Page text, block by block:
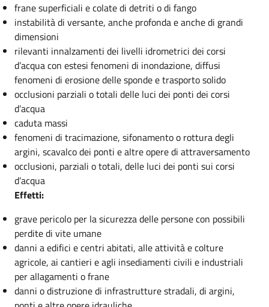
frane superficiali e colate di detriti o di fango
instabilità di versante, anche profonda e anche di grandi
dimensioni
rilevanti innalzamenti dei livelli idrometrici dei corsi
d’acqua con estesi fenomeni di inondazione, diffusi
fenomeni di erosione delle sponde e trasporto solido
occlusioni parziali o totali delle luci dei ponti dei corsi
d’acqua
caduta massi
fenomeni di tracimazione, sifonamento o rottura degli
argini, scavalco dei ponti e altre opere di attraversamento
occlusioni, parziali o totali, delle luci dei ponti sui corsi
d’acqua
Effetti:
grave pericolo per la sicurezza delle persone con possibili
perdite di vite umane
danni a edifici e centri abitati, alle attività e colture
agricole, ai cantieri e agli insediamenti civili e industriali
per allagamenti o frane
danni o distruzione di infrastrutture stradali, di argini,